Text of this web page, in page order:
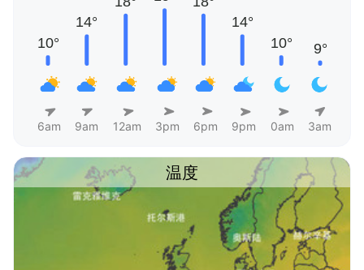
6am 9am 12am 3pm 6pm 9pm 0am 3am
温度